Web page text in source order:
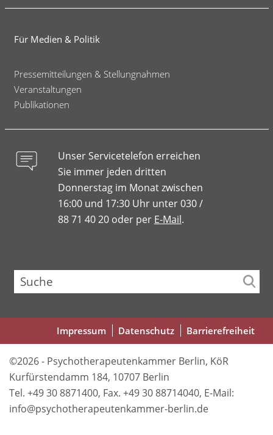
Für Medien & Politik
Pressemitteilungen & Stellungnahmen
Veranstaltungen
Publikationen
Unser Servicetelefon erreichen
Sie immer jeden dritten
Donnerstag im Monat zwischen
16:00 und 17:30 Uhr unter 030 /
88 71 40 20 oder per E-Mail.
Suche
Fußbereichsmenü
Impressum Datenschutz Barrierefreiheit
©2026 - Psychotherapeutenkammer Berlin, KöR
Kurfürstendamm 184, 10707 Berlin
Tel. +49 30 8871400, Fax. +49 30 88714040, E-Mail:
info@psychotherapeutenkammer-berlin.de